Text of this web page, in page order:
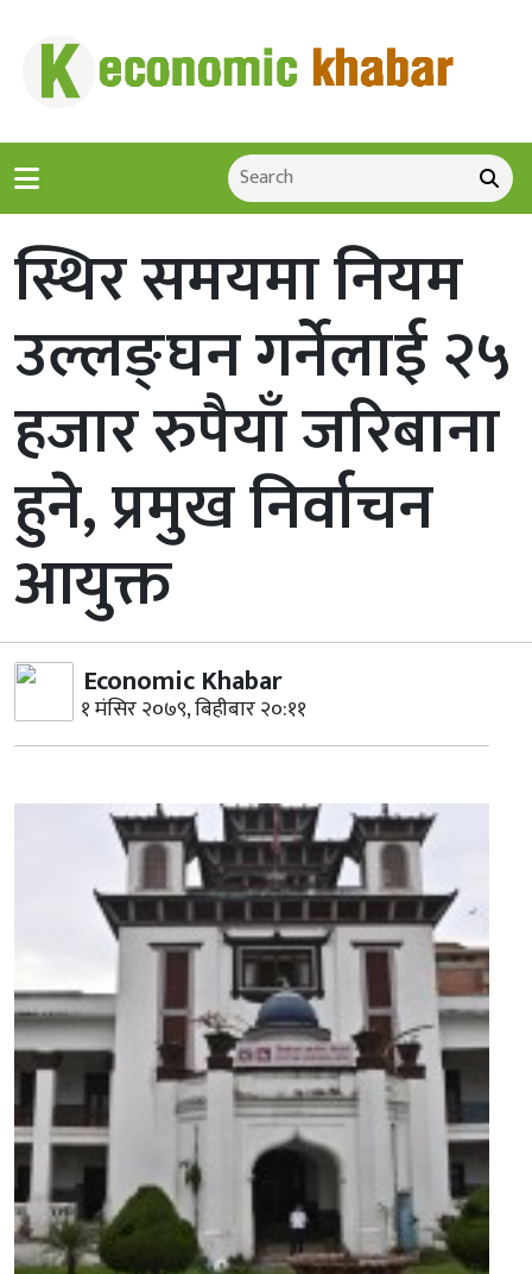
स्थिर समयमा नियम
उल्लङ्घन गर्नेलाई २५
हजार रुपैयाँ जरिबाना
हुने, प्रमुख निर्वाचन
आयुक्त
Economic Khabar
१ मंसिर २०७९, बिहीबार २०:११